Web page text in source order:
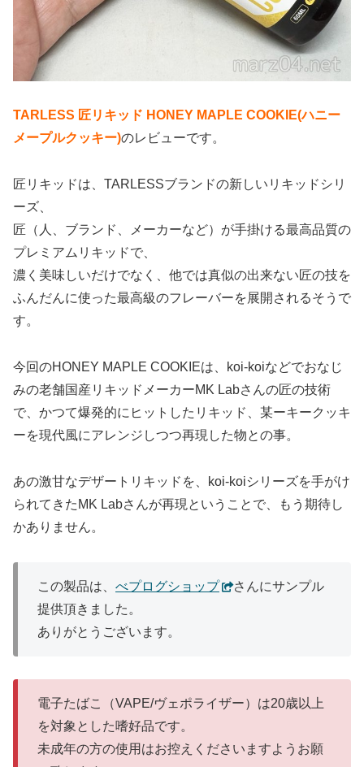
TARLESS 匠リキッド HONEY MAPLE COOKIE(ハニー
メープルクッキー)のレビューです。
匠リキッドは、TARLESSブランドの新しいリキッドシリ
ーズ、
匠（人、ブランド、メーカーなど）が手掛ける最高品質の
プレミアムリキッドで、
濃く美味しいだけでなく、他では真似の出来ない匠の技を
ふんだんに使った最高級のフレーバーを展開されるそうで
す。
今回のHONEY MAPLE COOKIEは、koi-koiなどでおなじ
みの老舗国産リキッドメーカーMK Labさんの匠の技術
で、かつて爆発的にヒットしたリキッド、某ーキークッキ
ーを現代風にアレンジしつつ再現した物との事。
あの激甘なデザートリキッドを、koi-koiシリーズを手がけ
られてきたMK Labさんが再現ということで、もう期待し
かありません。
この製品は、 べプログショップ
さんにサンプル
提供頂きました。
ありがとうございます。
電子たばこ（VAPE/ヴェポライザー）は20歳以上
を対象とした嗜好品です。
未成年の方の使用はお控えくださいますようお願